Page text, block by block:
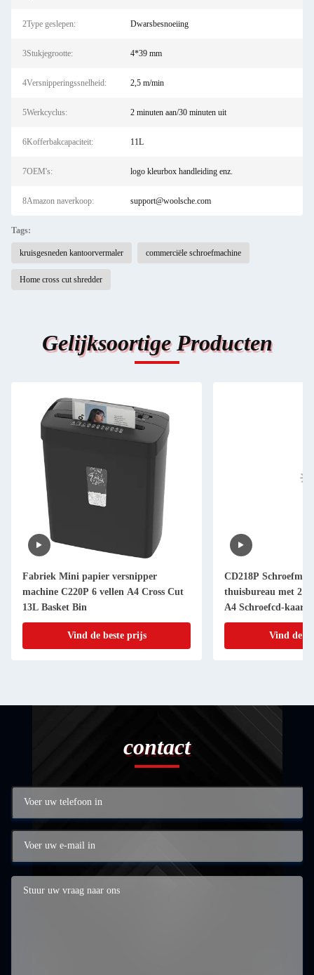
2Type geslepen: Dwarsbesnoeiing
3Stukjegrootte: 4*39 mm
4Versnipperingssnelheid: 2,5 m/min
5Werkcyclus: 2 minuten aan/30 minuten uit
6Kofferbakcapaciteit: 11L
7OEM's: logo kleurbox handleiding enz.
8Amazon naverkoop: support@woolsche.com
Tags:
kruisgesneden kantoorvermaler commerciële schroefmachine
Home cross cut shredder
Gelijksoortige Producten
Fabriek Mini papier versnipper
machine C220P 6 vellen A4 Cross Cut
13L Basket Bin
Vind de beste prijs
CD218P
thuisbureau met
A4 Schroefcd-kaart
Vind de
contact